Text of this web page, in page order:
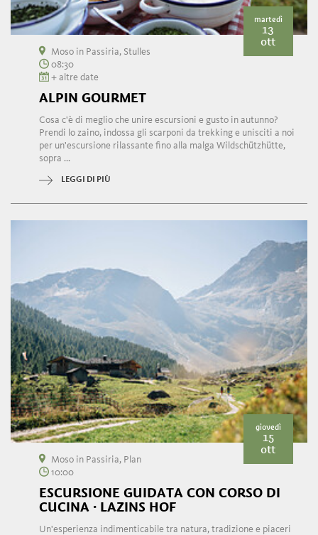
martedì
13
ott
Moso in Passiria, Stulles
08:30
+ altre date
ALPIN GOURMET
Cosa c'è di meglio che unire escursioni e gusto in autunno?
Prendi lo zaino, indossa gli scarponi da trekking e unisciti a noi
per un'escursione rilassante fino alla malga Wildschützhütte,
sopra ...
LEGGI DI PIÙ
giovedì
15
ott
Moso in Passiria, Plan
10:00
ESCURSIONE GUIDATA CON CORSO DI
CUCINA · LAZINS HOF
Un'esperienza indimenticabile tra natura, tradizione e piaceri